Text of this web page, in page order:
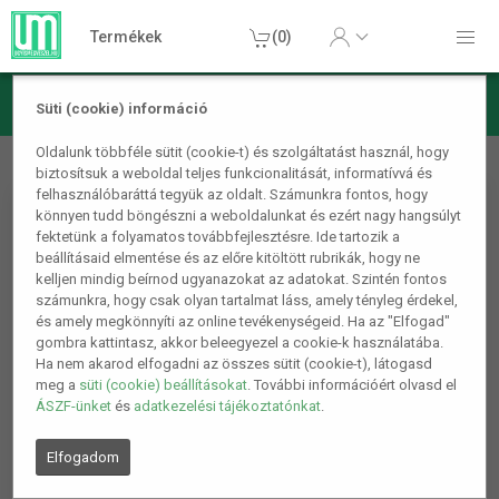
Süti (cookie) információ
Oldalunk többféle sütit (cookie-t) és szolgáltatást használ, hogy
biztosítsuk a weboldal teljes funkcionalitását, informatívvá és
felhasználóbaráttá tegyük az oldalt. Számunkra fontos, hogy
könnyen tudd böngészni a weboldalunkat és ezért nagy hangsúlyt
fektetünk a folyamatos továbbfejlesztésre. Ide tartozik a
beállításaid elmentése és az előre kitöltött rubrikák, hogy ne
kelljen mindig beírnod ugyanazokat az adatokat. Szintén fontos
számunkra, hogy csak olyan tartalmat láss, amely tényleg érdekel,
és amely megkönnyíti az online tevékenységeid. Ha az "Elfogad"
gombra kattintasz, akkor beleegyezel a cookie-k használatába.
Ha nem akarod elfogadni az összes sütit (cookie-t), látogasd
meg a süti (cookie) beállításokat. További információért olvasd el
ÁSZF-ünket és adatkezelési tájékoztatónkat.
Elfogadom
Termékek (0)
Konyhai termékek Sütés Gofrisütő szilikon forma